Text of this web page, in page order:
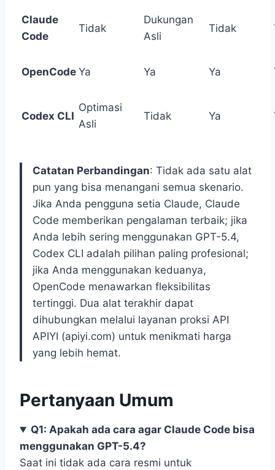
Claude
Code
Tidak
Dukungan
Asli
Tidak
OpenCode Ya Ya Ya
Codex CLI
Optimasi
Asli
Tidak Ya
Catatan Perbandingan: Tidak ada satu alat
pun yang bisa menangani semua skenario.
Jika Anda pengguna setia Claude, Claude
Code memberikan pengalaman terbaik; jika
Anda lebih sering menggunakan GPT-5.4,
Codex CLI adalah pilihan paling profesional;
jika Anda menggunakan keduanya,
OpenCode menawarkan fleksibilitas
tertinggi. Dua alat terakhir dapat
dihubungkan melalui layanan proksi API
APIYI (apiyi.com) untuk menikmati harga
yang lebih hemat.
Pertanyaan Umum
Q1: Apakah ada cara agar Claude Code bisa
menggunakan GPT-5.4?
Saat ini tidak ada cara resmi untuk